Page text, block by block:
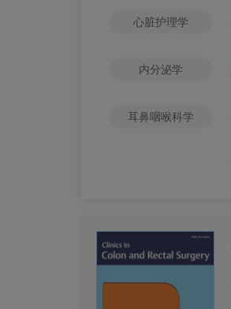
心脏护理学
内分泌学
耳鼻咽喉科学